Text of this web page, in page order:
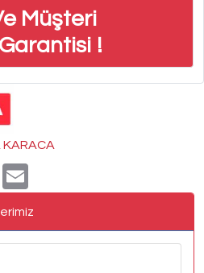
Müşteri
!
KARACA
Messenger